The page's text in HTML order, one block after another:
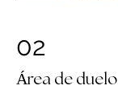
02
​Á​rea de duelo